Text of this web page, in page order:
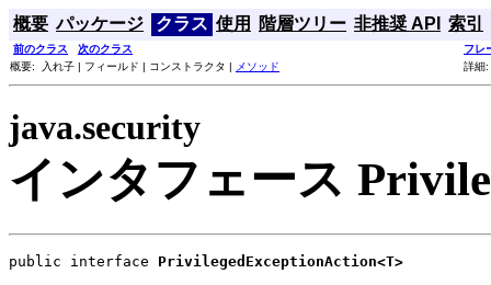
概要 パッケージ クラス 使用 階層ツリー 非推奨 API 索引
前のクラス 次のクラス
フレ
概要: 入れ子 | フィールド | コンストラクタ |
メソッド 詳細
java.security
インタフェース
public interface PrivilegedExceptionAction<T>